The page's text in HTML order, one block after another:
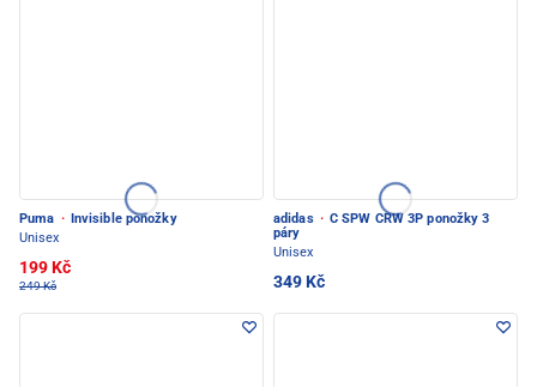
Puma ·
Invisible ponožky
Unisex
199 Kč
249 Kč
adidas · C SPW CRW 3P ponožky 3
páry
Unisex
349 Kč